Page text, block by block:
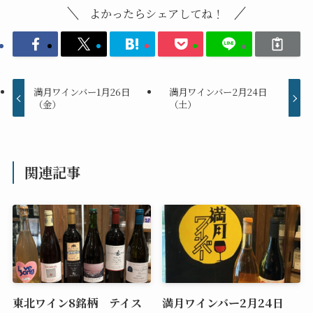
よかったらシェアしてね！
満月ワインバー1月26日
（金）
満月ワインバー2月24日
（土）
関連記事
東北ワイン8銘柄 テイス
満月ワインバー2月24日